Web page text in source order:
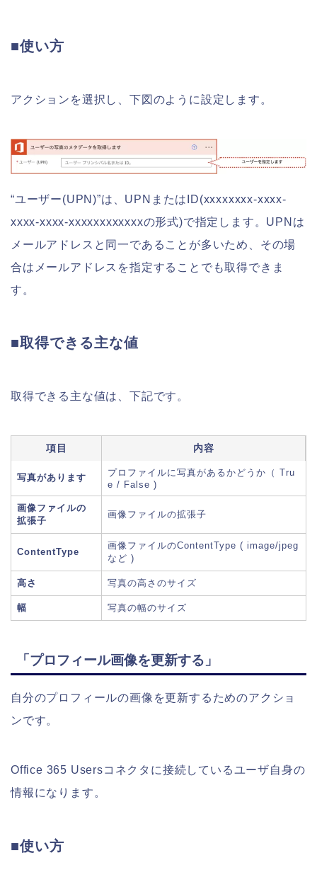
■使い方
アクションを選択し、下図のように設定します。
“ユーザー(UPN)”は、UPNまたはID(xxxxxxxx-xxxx-
xxxx-xxxx-xxxxxxxxxxxxの形式)で指定します。UPNは
メールアドレスと同一であることが多いため、その場
合はメールアドレスを指定することでも取得できま
す。
■取得できる主な値
取得できる主な値は、下記です。
項目 内容
写真があります
プロファイルに写真があるかどうか（ Tru
e / False )
画像ファイルの
拡張子
画像ファイルの拡張子
ContentType
画像ファイルのContentType ( image/jpeg
など )
高さ 写真の高さのサイズ
幅 写真の幅のサイズ
「プロフィール画像を更新する」
自分のプロフィールの画像を更新するためのアクショ
ンです。
Office 365 Usersコネクタに接続しているユーザ自身の
情報になります。
■使い方